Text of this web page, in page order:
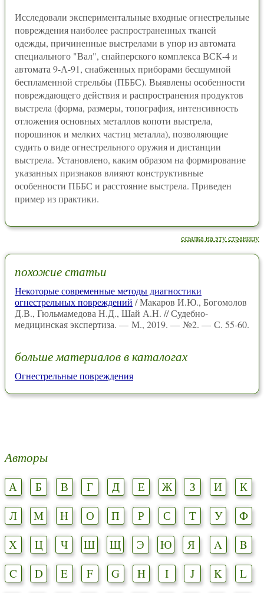
Исследовали экспериментальные входные огнестрельные
повреждения наиболее распространенных тканей
одежды, причиненные выстрелами в упор из автомата
специального "Вал", снайперского комплекса ВСК-4 и
автомата 9-А-91, снабженных приборами бесшумной
беспламенной стрельбы (ПББС). Выявлены особенности
повреждающего действия и распространения продуктов
выстрела (форма, размеры, топография, интенсивность
отложения основных металлов копоти выстрела,
порошинок и мелких частиц металла), позволяющие
судить о виде огнестрельного оружия и дистанции
выстрела. Установлено, каким образом на формирование
указанных признаков влияют конструктивные
особенности ПББС и расстояние выстрела. Приведен
пример из практики.
ссылка на эту страницу
похожие статьи
Некоторые современные методы диагностики
огнестрельных повреждений / Макаров И.Ю., Богомолов
Д.В., Гюльмамедова Н.Д., Шай А.Н. // Судебно-
медицинская экспертиза. — М., 2019. — №2. — С. 55-60.
больше материалов в каталогах
Огнестрельные повреждения
Авторы
А Б В Г Д Е Ж З И
К
Л
М Н О П Р С Т У
Ф
Х
Ц Ч Ш Щ Э Ю Я A
B
C
D E F G H I J K
L